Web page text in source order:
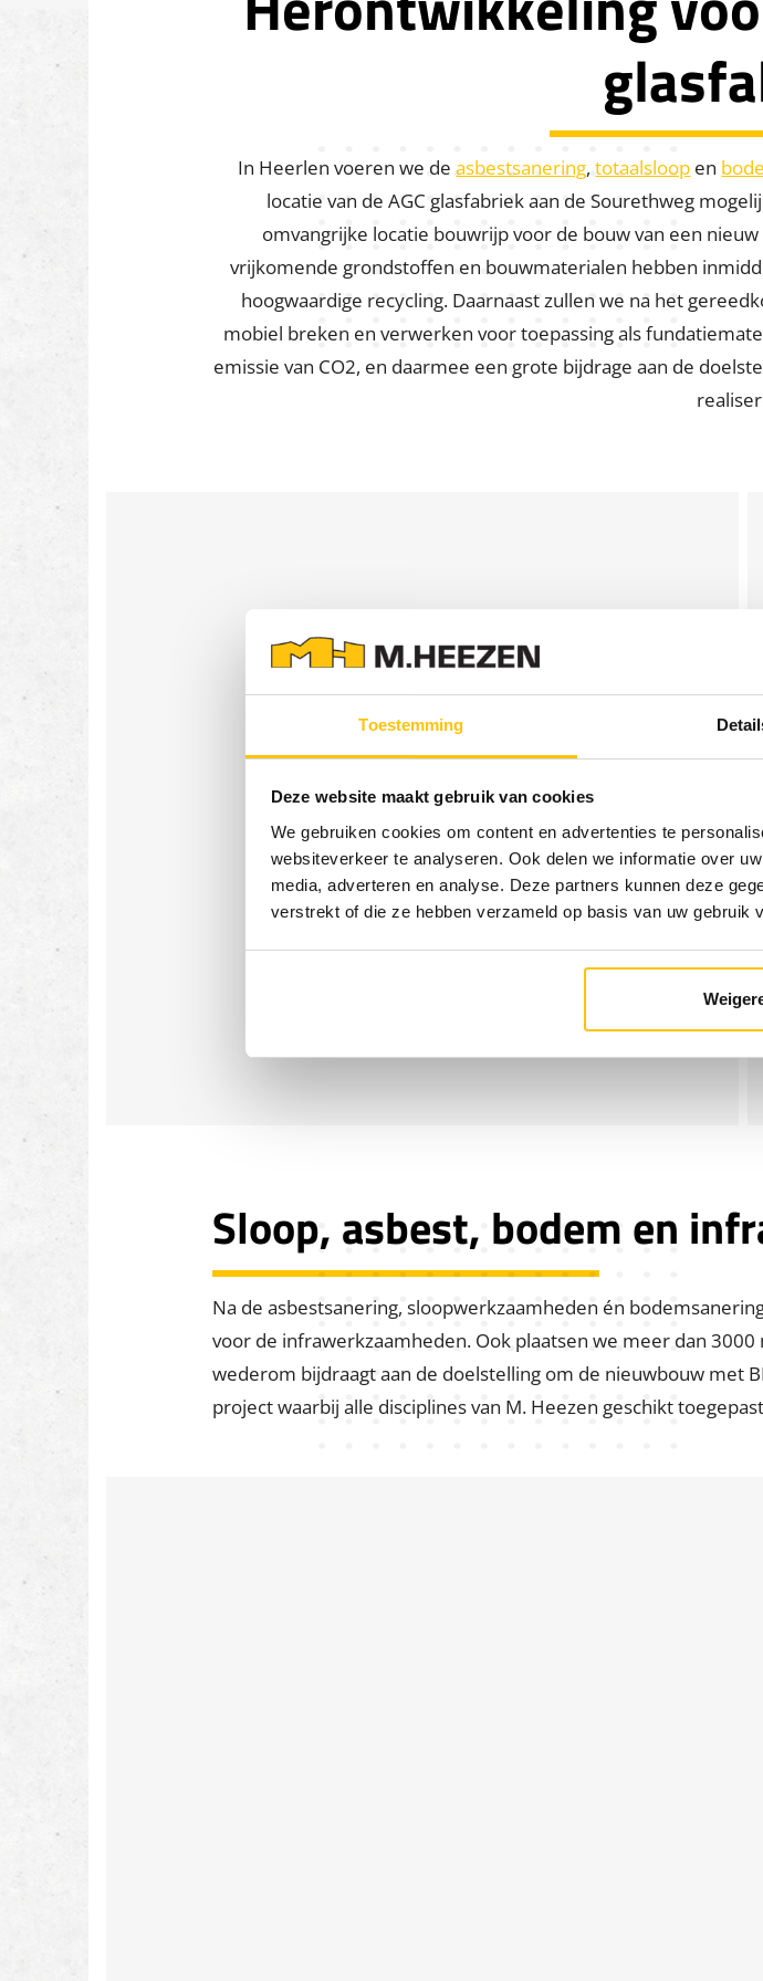
Toestemming
Deze website maakt gebruik van cookies
We gebruiken cookies om content en advertenties te
websiteverkeer te analyseren. Ook delen we informatie over
media, adverteren en analyse. Deze partners kunnen deze
verstrekt of die ze hebben verzameld op basis van uw gebruik
In Heerlen voeren we deasbestsanering,totaalsloop en
locatie van de AGC glasfabriek aan de Sourethweg
omvangrijke locatie bouwrijp voor de bouw van een
vrijkomende grondstoffen en bouwmaterialen hebben
hoogwaardige recycling. Daarnaast zullen we na het
mobiel breken en verwerken voor toepassing als
emissie van CO2, en daarmee een grote bijdrage aan de
Sloop, asbest, bodem en
Na de asbestsanering, sloopwerkzaamheden én
voor de infrawerkzaamheden. Ook plaatsen we meer dan
wederom bijdraagt aan de doelstelling om de nieuwbouw met
project waarbij alle disciplines van M. Heezen geschikt